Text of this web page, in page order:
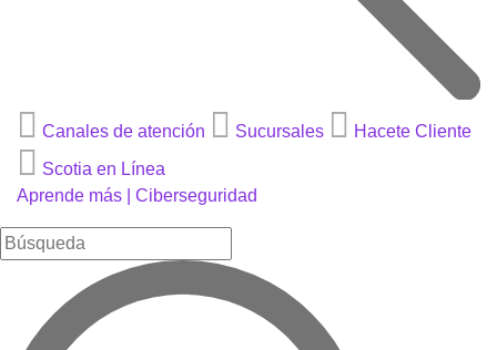
Canales de atención Sucursales
Hacete Cliente
Scotia en Línea
Aprende más |
Ciberseguridad